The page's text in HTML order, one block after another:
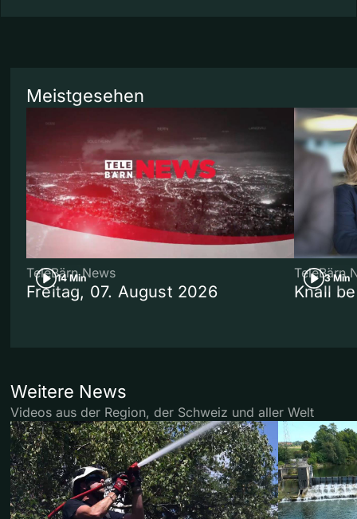
Meistgesehen
14 Min
TeleBärn News
Freitag, 07. August 2026
3 Min
TeleBärn
Knall
Weitere News
Videos aus der Region, der Schweiz und aller Welt